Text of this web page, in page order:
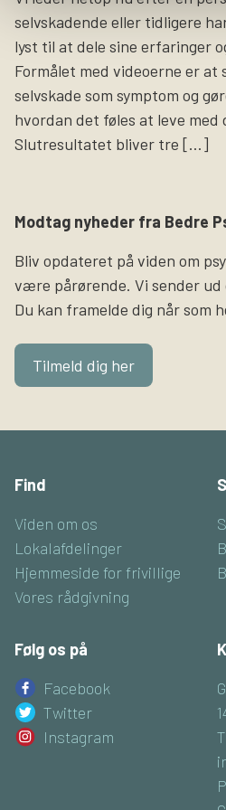
selvskadende eller tidligere
lyst til at dele sine erfaringer
Formålet med videoerne er
selvskade som symptom og
hvordan det føles at leve med
Slutresultatet bliver tre […]
Modtag nyheder fra Bedre
Bliv opdateret på viden om
være pårørende. Vi sender ud
Du kan framelde dig når som
Tilmeld dig her
Find
Viden om os
Lokalafdelinger
Hjemmeside for frivillige
Vores rådgivning
Følg os på
Facebook
Twitter
Instagram